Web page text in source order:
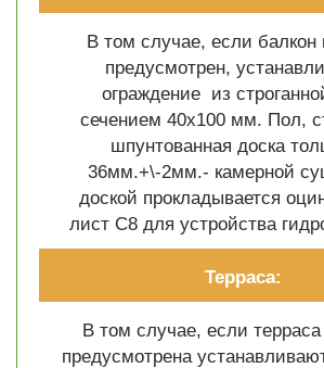
В том случае, если балкон
предусмотрен,
ограждение из
сечением 40х100 мм. Пол,
шпунтованная доска
36мм.+\-2мм.- камерной
доской прокладывается
лист C8 для устройства
Терраса:
В том случае, если терраса
предусмотрена